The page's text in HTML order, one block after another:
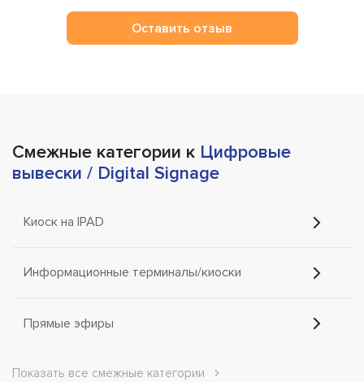
Оставить отзыв
Смежные категории к Цифровые
вывески / Digital Signage
Киоск на IPAD
Информационные терминалы/киоски
Прямые эфиры
Показать все смежные категории